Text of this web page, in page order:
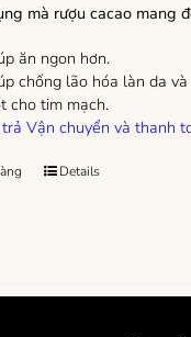
mà rượu cacao mang
ăn ngon hơn.
chống lão hóa làn da
cho tim mạch.
Vận chuyển và thanh
Details